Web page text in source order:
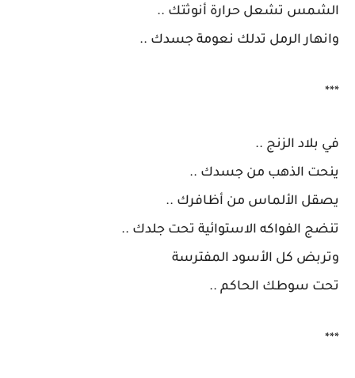
الشمس تشعل حرارة أنوثتك ..
وانهار الرمل تدلك نعومة جسدك ..
***
في بلاد الزنج ..
ينحت الذهب من جسدك ..
يصقل الألماس من أظافرك ..
تنضج الفواكه الاستوائية تحت جلدك ..
وتربض كل الأسود المفترسة
تحت سوطك الحاكم ..
***